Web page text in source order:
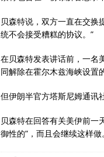
贝森特说，双方一直在交换
统不会接受糟糕的协议。”
在贝森特发表讲话前，一名
同解除在霍尔木兹海峡设置
但伊朗半官方塔斯尼姆通讯
贝森特在回答有关美伊前一
御性的”，而且会继续这样